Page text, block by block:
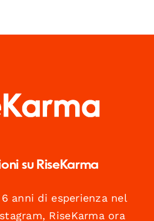
su RiseKarma
anni di esperienza nel
RiseKarma ora